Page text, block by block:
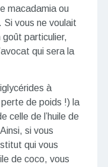
macadamia ou
Si vous ne voulait
goût particulier,
qui sera la
à
de poids !) la
celle de l’huile de
si vous
qui vous
de coco, vous